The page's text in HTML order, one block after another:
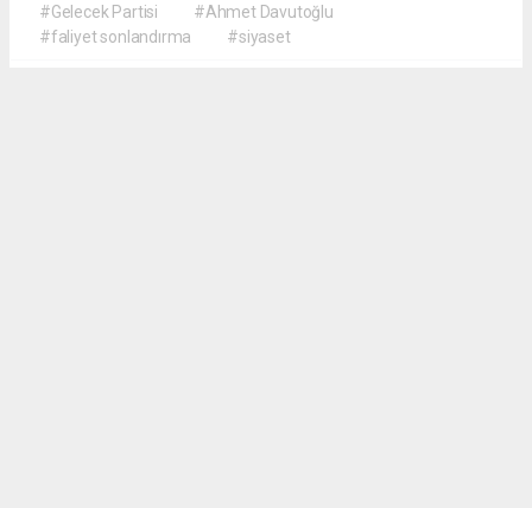
#Gelecek Partisi
#Ahmet Davutoğlu
#faliyet sonlandırma
#siyaset